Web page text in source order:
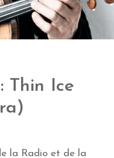
Thin Ice
la Radio et de la